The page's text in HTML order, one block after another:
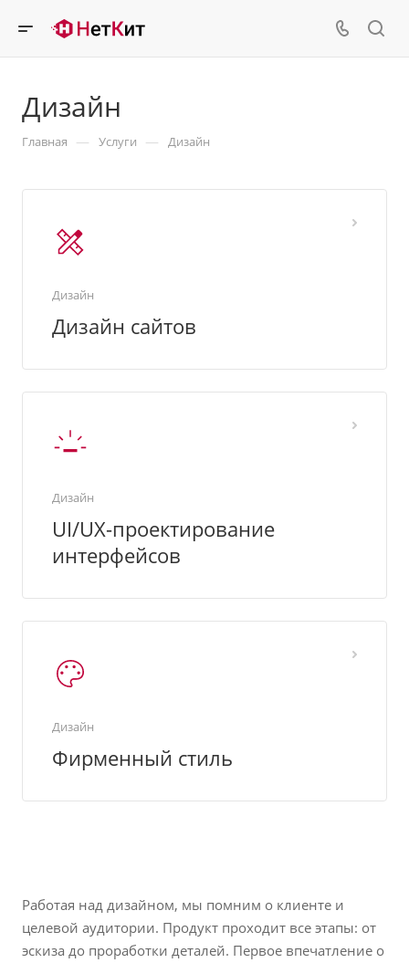
Дизайн
Главная — Услуги — Дизайн
Дизайн
Дизайн сайтов
Дизайн
UI/UX-проектирование
интерфейсов
Дизайн
Фирменный стиль
Работая над дизайном, мы помним о клиенте и
целевой аудитории. Продукт проходит все этапы: от
эскиза до проработки деталей. Первое впечатление о